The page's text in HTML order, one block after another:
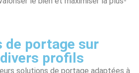
de portage sur
profils
solutions de portage adaptées à